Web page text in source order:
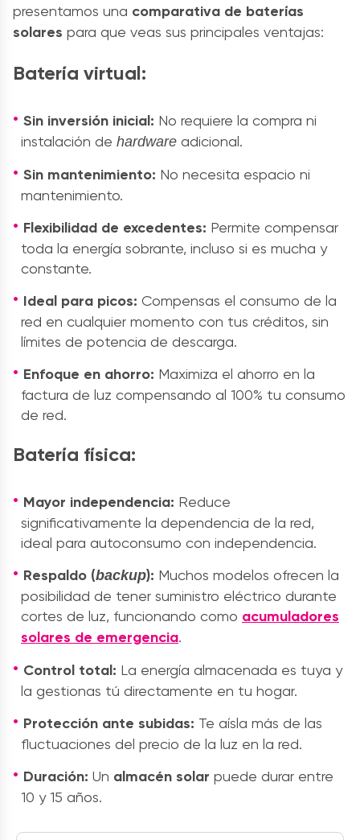
presentamos una comparativa de baterías
solares para que veas sus principales ventajas:
Batería virtual:
Sin inversión inicial: No requiere la compra ni
instalación de hardware adicional.
Sin mantenimiento: No necesita espacio ni
mantenimiento.
Flexibilidad de excedentes: Permite compensar
toda la energía sobrante, incluso si es mucha y
constante.
Ideal para picos: Compensas el consumo de la
red en cualquier momento con tus créditos, sin
límites de potencia de descarga.
Enfoque en ahorro: Maximiza el ahorro en la
factura de luz compensando al 100% tu consumo
de red.
Batería física:
Mayor independencia: Reduce
significativamente la dependencia de la red,
ideal para autoconsumo con independencia.
Respaldo (backup): Muchos modelos ofrecen la
posibilidad de tener suministro eléctrico durante
cortes de luz, funcionando como acumuladores
solares de emergencia.
Control total: La energía almacenada es tuya y
la gestionas tú directamente en tu hogar.
Protección ante subidas: Te aísla más de las
fluctuaciones del precio de la luz en la red.
Duración: Un almacén solar puede durar entre
10 y 15 años.